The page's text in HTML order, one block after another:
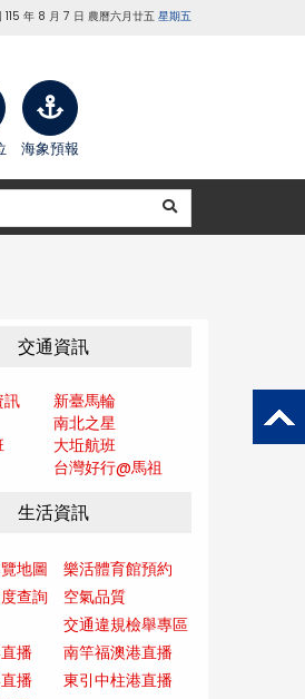
115 年 8 月 7 日 農曆六月廿五 星期五
海象預報
交通資訊
訊
新臺馬輪
南北之星
大坵航班
台灣好行@馬祖
生活資訊
地圖
樂活體育館預約
查詢
空氣品質
交通違規檢舉專區
播
南竿福澳港直播
播
東引中柱港直播